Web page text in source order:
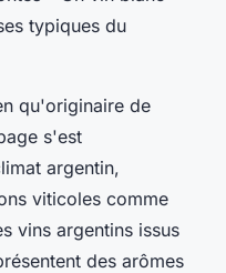
typiques du
qu'originaire de
s'est
argentin,
viticoles comme
vins argentins issus
des arômes